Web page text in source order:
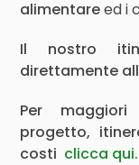
alimentareed i
Il nostro
direttamente
Per
progetto,
costi clicca qui.